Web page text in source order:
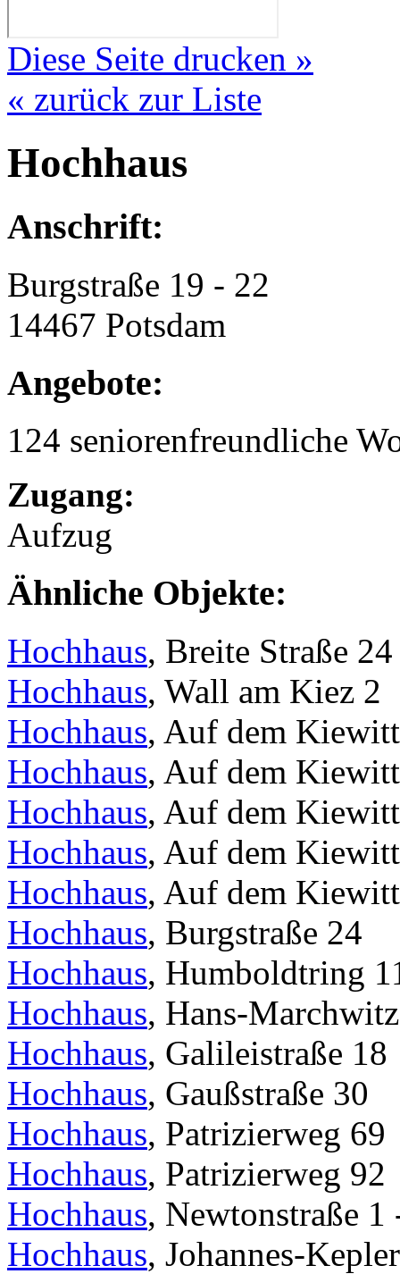
Diese Seite drucken »
« zurück zur Liste
Hochhaus
Anschrift:
Burgstraße 19 - 22
14467 Potsdam
Angebote:
124 seniorenfreundliche
Zugang:
Aufzug
Ähnliche Objekte:
Hochhaus, Breite Straße 24
Hochhaus, Wall am Kiez 2
Hochhaus, Auf dem
Hochhaus, Auf dem
Hochhaus, Auf dem
Hochhaus, Auf dem
Hochhaus, Auf dem
Hochhaus, Burgstraße 24
Hochhaus, Humboldtring
Hochhaus, Hans-
Hochhaus, Galileistraße 18
Hochhaus, Gaußstraße 30
Hochhaus, Patrizierweg 69
Hochhaus, Patrizierweg 92
Hochhaus, Newtonstraße 1
Hochhaus, Johannes-